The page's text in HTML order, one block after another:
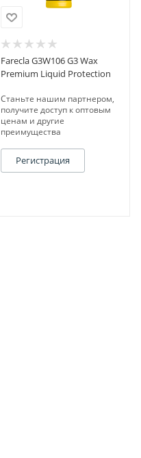
Farecla G3W106 G3 Wax
Premium Liquid Protection
Станьте нашим партнером,
получите доступ к оптовым
ценам и другие
преимущества
Регистрация